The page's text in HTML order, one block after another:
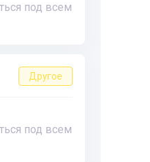
под всем
Другое
под всем